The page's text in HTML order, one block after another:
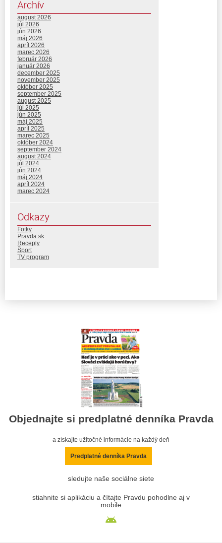
Archív
august 2026
júl 2026
jún 2026
máj 2026
apríl 2026
marec 2026
február 2026
január 2026
december 2025
november 2025
október 2025
september 2025
august 2025
júl 2025
jún 2025
máj 2025
apríl 2025
marec 2025
október 2024
september 2024
august 2024
júl 2024
jún 2024
máj 2024
apríl 2024
marec 2024
Odkazy
Fotky
Pravda.sk
Recepty
Šport
TV program
Objednajte si predplatné denníka Pravda
a získajte užitočné informácie na každý deň
Predplatné denníka Pravda
sledujte naše sociálne siete
stiahnite si aplikáciu a čítajte Pravdu pohodlne aj v
mobile